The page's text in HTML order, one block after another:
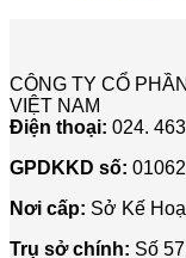
CÔNG TY CỔ
VIỆT NAM
Điện thoại: 024.
GPDKKD số:
Nơi cấp: Sở Kế
Trụ sở chính: Số